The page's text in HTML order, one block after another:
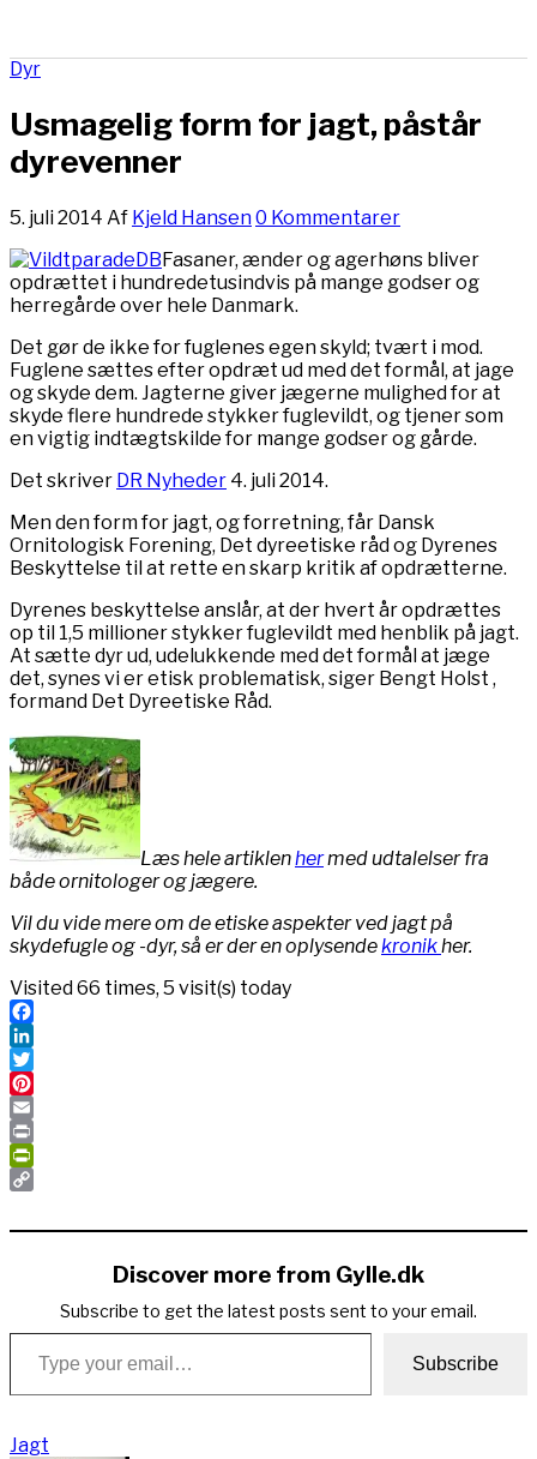
Dyr
Usmagelig form for jagt, påstår
dyrevenner
5. juli 2014 Af Kjeld Hansen0 Kommentarer
Fasaner, ænder og agerhøns bliver
opdrættet i hundredetusindvis på mange godser og
herregårde over hele Danmark.
Det gør de ikke for fuglenes egen skyld; tvært i mod.
Fuglene sættes efter opdræt ud med det formål, at jage
og skyde dem. Jagterne giver jægerne mulighed for at
skyde flere hundrede stykker fuglevildt, og tjener som
en vigtig indtægtskilde for mange godser og gårde.
Det skriver DR Nyheder 4. juli 2014.
Men den form for jagt, og forretning, får Dansk
Ornitologisk Forening, Det dyreetiske råd og Dyrenes
Beskyttelse til at rette en skarp kritik af opdrætterne.
Dyrenes beskyttelse anslår, at der hvert år opdrættes
op til 1,5 millioner stykker fuglevildt med henblik på jagt.
At sætte dyr ud, udelukkende med det formål at jæge
det, synes vi er etisk problematisk, siger Bengt Holst ,
formand Det Dyreetiske Råd.
Læs hele artiklenhermed udtalelser fra
både ornitologer og jægere.
Vil du vide mere om de etiske aspekter ved jagt på
skydefugle og -dyr, så er der en oplysendekronikher.
Visited 66 times, 5 visit(s) today
Facebook
LinkedIn
Twitter
Pinterest
Email
Print
PrintFriendly
Link
Discover more from Gylle.dk
Subscribe to get the latest posts sent to your email.
Type your email…
Subscribe
Jagt